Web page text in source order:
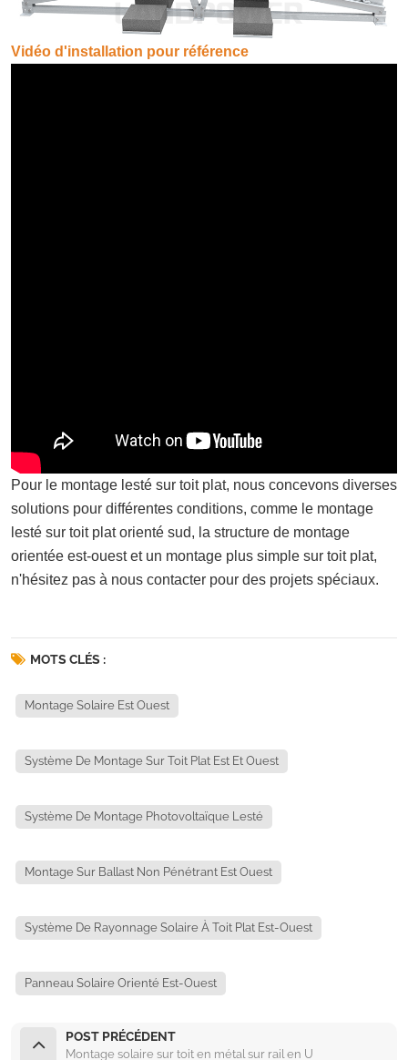
Vidéo d'installation pour référence
Pour le montage lesté sur toit plat, nous concevons diverses
solutions pour différentes conditions, comme le montage
lesté sur toit plat orienté sud, la structure de montage
orientée est-ouest et un montage plus simple sur toit plat,
n'hésitez pas à nous contacter pour des projets spéciaux.
MOTS CLÉS :
Montage Solaire Est Ouest
Système De Montage Sur Toit Plat Est Et Ouest
Système De Montage Photovoltaïque Lesté
Montage Sur Ballast Non Pénétrant Est Ouest
Système De Rayonnage Solaire À Toit Plat Est-Ouest
Panneau Solaire Orienté Est-Ouest
POST PRÉCÉDENT
Montage solaire sur toit en métal sur rail en U